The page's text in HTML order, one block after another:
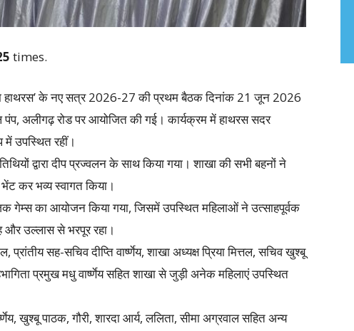
times.
हाथरस’ के नए सत्र 2026-27 की प्रथम बैठक दिनांक 21 जून 2026
पंप, अलीगढ़ रोड पर आयोजित की गई। कार्यक्रम में हाथरस सदर
उपस्थित रहीं।
द्वारा दीप प्रज्वलन के साथ किया गया। शाखा की सभी बहनों ने
कर भव्य स्वागत किया।
गेम्स का आयोजन किया गया, जिसमें उपस्थित महिलाओं ने उत्साहपूर्वक
और उल्लास से भरपूर रहा।
सह-सचिव दीप्ति वार्ष्णेय, शाखा अध्यक्ष प्रिया मित्तल, सचिव खुश्बू
प्रमुख मधु वार्ष्णेय सहित शाखा से जुड़ी अनेक महिलाएं उपस्थित
खुश्बू पाठक, गौरी, शारदा आर्य, ललिता, सीमा अग्रवाल सहित अन्य